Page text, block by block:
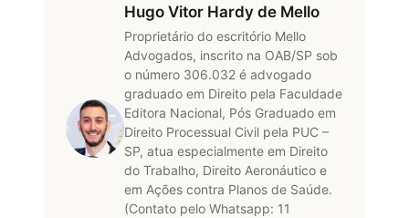
Hugo Vitor Hardy de Mello
Proprietário do escritório Mello
Advogados, inscrito na OAB/SP sob
o número 306.032 é advogado
graduado em Direito pela Faculdade
Editora Nacional, Pós Graduado em
Direito Processual Civil pela PUC –
SP, atua especialmente em Direito
do Trabalho, Direito Aeronáutico e
em Ações contra Planos de Saúde.
(Contato pelo Whatsapp: 11